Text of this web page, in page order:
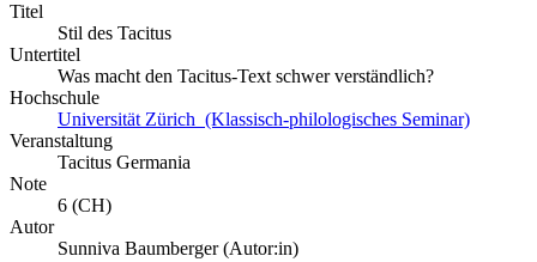
Titel
Stil des Tacitus
Untertitel
Was macht den Tacitus-Text schwer verständlich?
Hochschule
Universität Zürich (Klassisch-philologisches Seminar)
Veranstaltung
Tacitus Germania
Note
6 (CH)
Autor
Sunniva Baumberger (Autor:in)